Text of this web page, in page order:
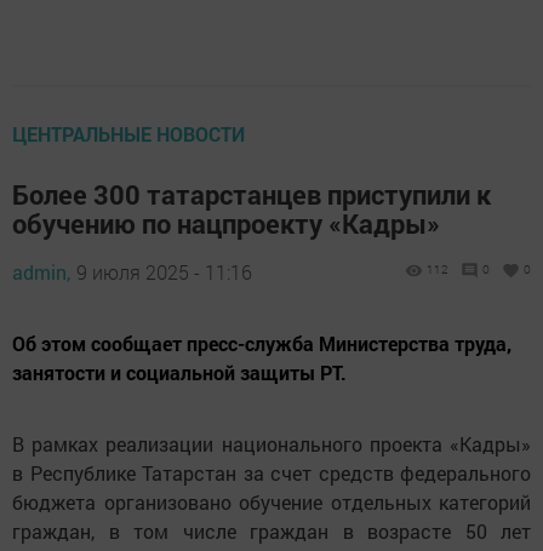
ЦЕНТРАЛЬНЫЕ НОВОСТИ
Более 300 татарстанцев приступили к
обучению по нацпроекту «Кадры»
admin, 9 июля 2025 - 11:16 112 0 0
Об этом сообщает пресс-служба Министерства труда,
занятости и социальной защиты РТ.
В рамках реализации национального проекта «Кадры»
в Республике Татарстан за счет средств федерального
бюджета организовано обучение отдельных категорий
граждан, в том числе граждан в возрасте 50 лет